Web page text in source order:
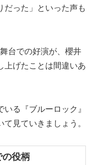
だった」といった声も
台での好演が、櫻井
上げたことは間違いあ
る『ブルーロック』
見ていきましょう。
の役柄